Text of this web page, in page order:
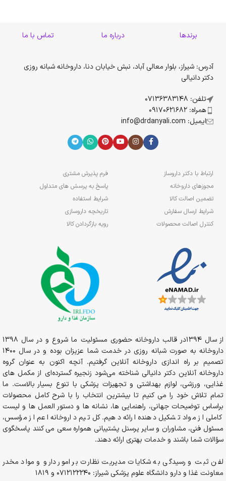
برندها درباره ما تماس با ما
آدرس: شیراز، بلوار معالی آباد، نبش خیابان دنا، داروخانه شبانه روزی
دکتر دانیالی
تلفن: 07136383148
همراه: 09170621682
ایمیل: info@drdanyali.com
ارتباط با دکتر داروساز
مجوزهای داروخانه
تضمین اصالت کالا
شرایط ارسال سفارش
کنترل اصالت محصولات
فرم پذیرش مشتری
پاسخ به پرسش های متداول
شرایط استفاده
تاریخچه داروسازی
رویه بازگردادن کالا
از سال 1394در قالب داروخانه حضوری مسئولیت ما شروع و در سال 1398
داروخانه به صورت شبانه روزی در خدمت شما عزیزان بوده و در سال 1400
تصمیم بر راه اندازی داروخانه آنلاین گرفتیم. آنچه اکنون به عنوان گروه
داروخانه آنلاین دکتر دانیالی شناخته می‌شود زنجیره گسترده‌ای از مکمل های
غذایی، ورزشی، لوازم بهداشتی و تجهیزات پزشکی با تنوع بسیار بالاست. ما
تمام تلاش خود را می کنیم تا بیشترین انتخاب را با شرح کامل محصولات
براساس توضیحات جهانی، راهنمایی ها، نشانه ها و دستور العمل ها و لیست
کاملی از مواد تشکیل دهنده ارائه دهیم. کل تیم داروخانه اعم از مؤسس،
مسئول فنی، مشاوران و سایر پرسنل پشتیبانی همواره سعی می کنند پاسخگوی
سؤالات شما باشند و خدمات بهتری ارائه دهند.
لفن ثبت و رسیدگی به شکایات مدیریت نظارت بر امور دارو و مواد مخدر
معاونت غذا و دارو دانشگاه علوم پزشکی شیراز: 0712122240 و 1819